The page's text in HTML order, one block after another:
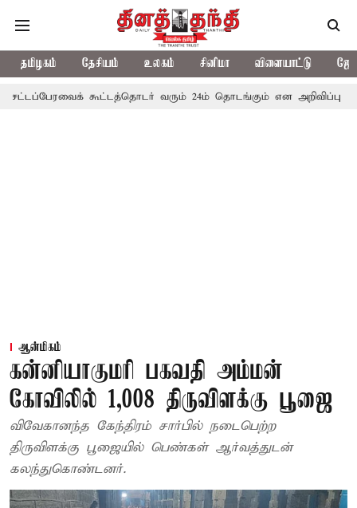
தமிழகம் தேசியம் உலகம் சினிமா விளையாட்டு
கூட்டத்தொடர் வரும் 24ம் தொடங்கும் என அறிவிப்பு
ஆன்மிகம்
கன்னியாகுமரி பகவதி அம்மன்
கோவிலில் 1,008 திருவிளக்கு பூஜை
விவேகானந்த கேந்திரம் சார்பில் நடைபெற்ற
திருவிளக்கு பூஜையில் பெண்கள் ஆர்வத்துடன்
கலந்துகொண்டனர்.